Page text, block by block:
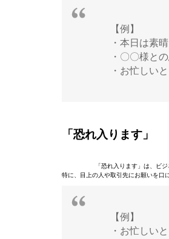
【例】
・本日は素
・〇〇様と
・お忙しい
「恐れ入ります」
「恐れ入ります」は、ビ
特に、目上の人や取引先にお願いを口
【例】
・お忙しい